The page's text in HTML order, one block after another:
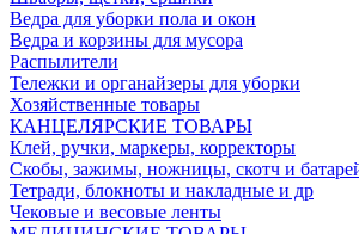
Ведра для уборки пола и окон
Ведра и корзины для мусора
Распылители
Тележки и органайзеры для уборки
Хозяйственные товары
КАНЦЕЛЯРСКИЕ ТОВАРЫ
Клей, ручки, маркеры, корректоры
Скобы, зажимы, ножницы, скотч и
Тетради, блокноты и накладные и др
Чековые и весовые ленты